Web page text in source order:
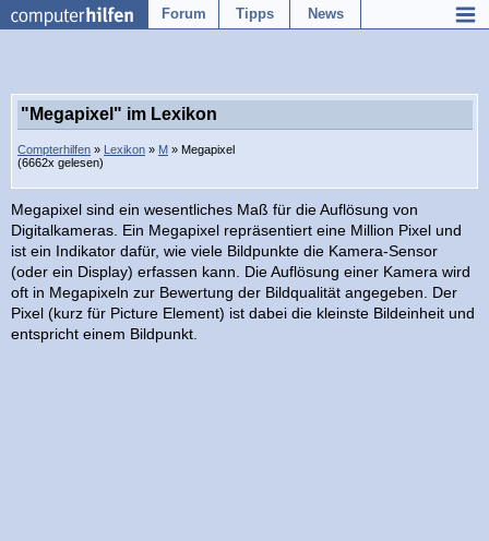
Forum Tipps News
"Megapixel" im Lexikon
Compterhilfen » Lexikon » M » Megapixel
(6662x gelesen)
Megapixel sind ein wesentliches Maß für die Auflösung von
Digitalkameras. Ein Megapixel repräsentiert eine Million Pixel und
ist ein Indikator dafür, wie viele Bildpunkte die Kamera-Sensor
(oder ein Display) erfassen kann. Die Auflösung einer Kamera wird
oft in Megapixeln zur Bewertung der Bildqualität angegeben. Der
Pixel (kurz für Picture Element) ist dabei die kleinste Bildeinheit und
entspricht einem Bildpunkt.